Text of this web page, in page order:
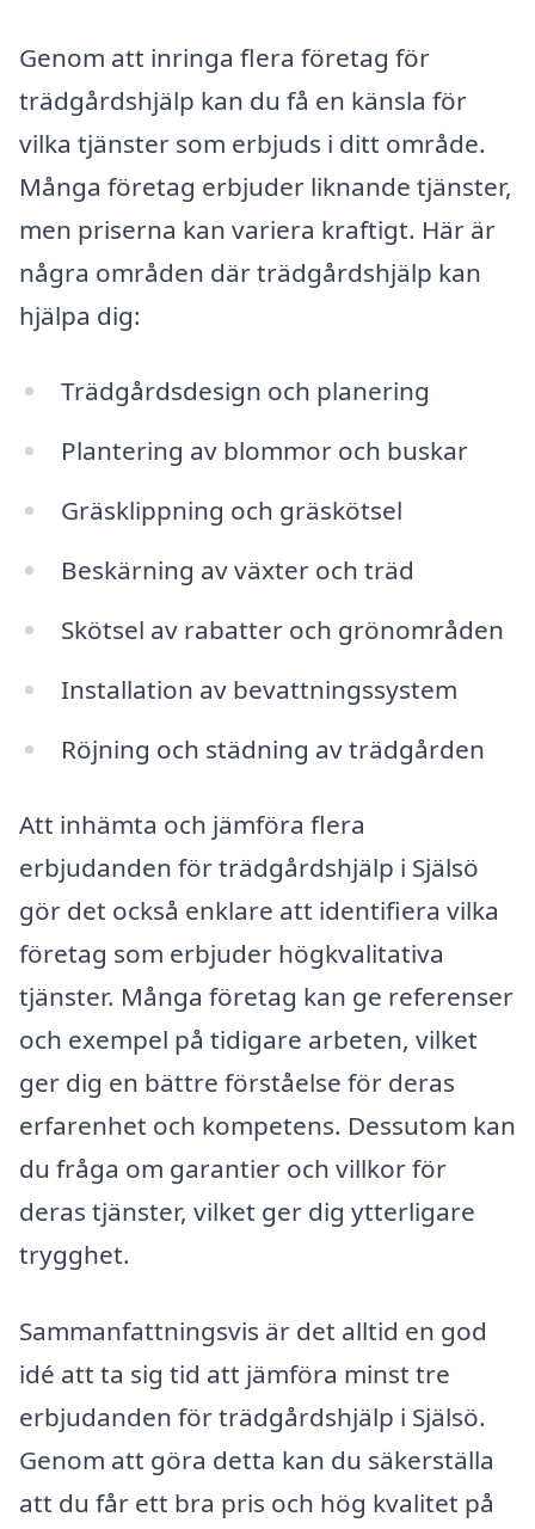
Genom att inringa flera företag för
trädgårdshjälp kan du få en känsla för
vilka tjänster som erbjuds i ditt område.
Många företag erbjuder liknande tjänster,
men priserna kan variera kraftigt. Här är
några områden där trädgårdshjälp kan
hjälpa dig:
Trädgårdsdesign och planering
Plantering av blommor och buskar
Gräsklippning och gräskötsel
Beskärning av växter och träd
Skötsel av rabatter och grönområden
Installation av bevattningssystem
Röjning och städning av trädgården
Att inhämta och jämföra flera
erbjudanden för trädgårdshjälp i Själsö
gör det också enklare att identifiera vilka
företag som erbjuder högkvalitativa
tjänster. Många företag kan ge referenser
och exempel på tidigare arbeten, vilket
ger dig en bättre förståelse för deras
erfarenhet och kompetens. Dessutom kan
du fråga om garantier och villkor för
deras tjänster, vilket ger dig ytterligare
trygghet.
Sammanfattningsvis är det alltid en god
idé att ta sig tid att jämföra minst tre
erbjudanden för trädgårdshjälp i Själsö.
Genom att göra detta kan du säkerställa
att du får ett bra pris och hög kvalitet på